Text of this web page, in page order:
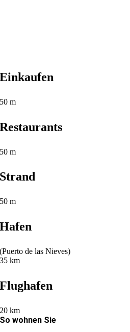
Einkaufen
50 m
Restaurants
50 m
Strand
50 m
Hafen
(Puerto de las Nieves)
35 km
Flughafen
20 km
So wohnen Sie